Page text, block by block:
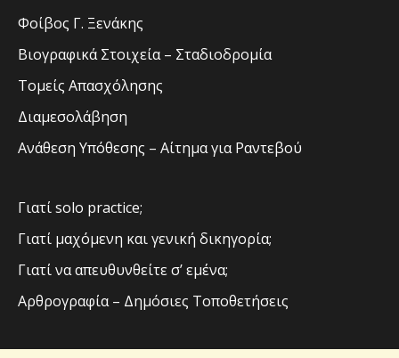
Φοίβος Γ. Ξενάκης
Βιογραφικά Στοιχεία – Σταδιοδρομία
Τομείς Απασχόλησης
Διαμεσολάβηση
Ανάθεση Υπόθεσης – Αίτημα για Ραντεβού
Γιατί solo practice;
Γιατί μαχόμενη και γενική δικηγορία;
Γιατί να απευθυνθείτε σ’ εμένα;
Αρθρογραφία – Δημόσιες Τοποθετήσεις